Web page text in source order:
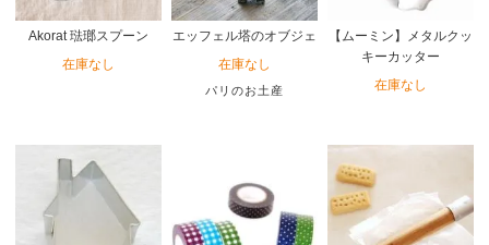
Akorat 琺瑯スプーン
在庫なし
エッフェル塔のオブジェ
在庫なし
パリのお土産
【ムーミン】メタルクッ
キーカッター
在庫なし